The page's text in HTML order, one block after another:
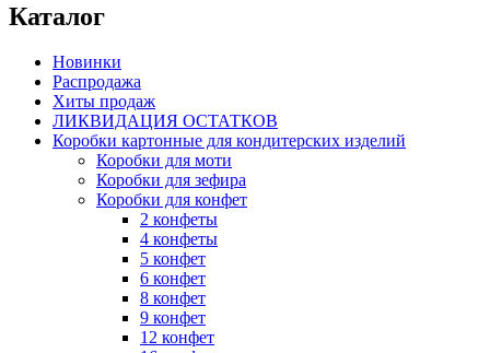
Каталог
Новинки
Распродажа
Хиты продаж
ЛИКВИДАЦИЯ ОСТАТКОВ
Коробки картонные для кондитерских изделий
Коробки для моти
Коробки для зефира
Коробки для конфет
2 конфеты
4 конфеты
5 конфет
6 конфет
8 конфет
9 конфет
12 конфет